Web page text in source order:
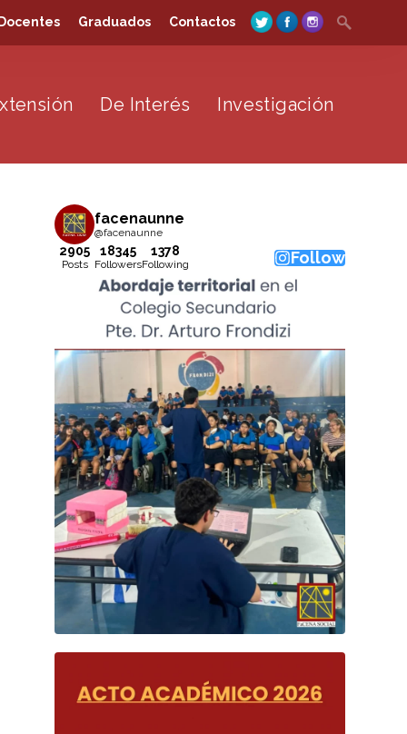
Graduados Contactos
Search
for:
De Interés Investigación
facenaunne
@facenaunne
2905
Posts
18345
Followers
1378
Following Follow
En el marco del proyecto FaCENA Social,
realizamos un abordaje territorial en el Colegio
Secundario Frondizi, ubicado en el barrio Molina
Punta.